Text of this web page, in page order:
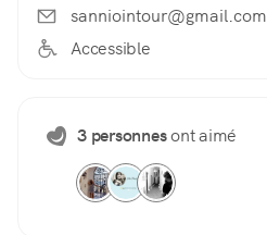
sanniointour@gmail.com
Accessible
3 personnesont aimé